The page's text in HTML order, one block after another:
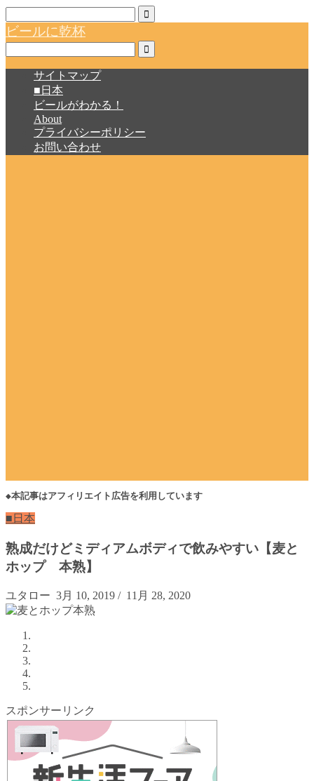
ビールに乾杯
サイトマップ
■日本
ビールがわかる！
About
プライバシーポリシー
お問い合わせ
◆本記事はアフィリエイト広告を利用しています
■日本
熟成だけどミディアムボディで飲みやすい【麦と
ホップ 本熟】
ユタロー 3月 10, 2019 / 11月 28, 2020
スポンサーリンク